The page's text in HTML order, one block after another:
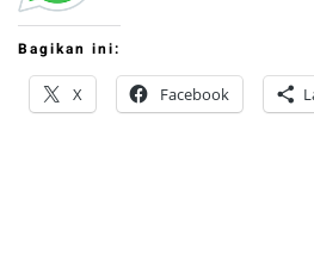
Bagikan ini:
X Facebook